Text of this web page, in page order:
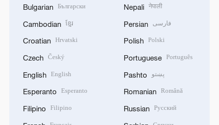
Bulgarian Български
Cambodian ខ្មែរ
Croatian Hrvatski
Czech Český
English English
Esperanto Esperanto
Filipino Filipino
Nepali नेपाली
Persian فارسی
Polish Polski
Portuguese Português
Pashto پښتو
Romanian Română
Russian Русский